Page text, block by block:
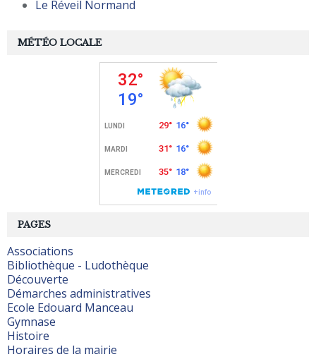
PAGES
Associations
Bibliothèque - Ludothèque
Découverte
Démarches administratives
Ecole Edouard Manceau
Gymnase
Histoire
Horaires de la mairie
MÉTÉO LOCALE
Le Réveil Normand